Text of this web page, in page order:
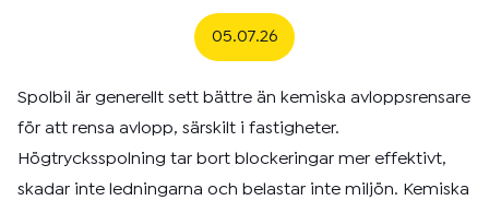
05.07.26
Spolbil är generellt sett bättre än kemiska avloppsrensare
för att rensa avlopp, särskilt i fastigheter.
Högtrycksspolning tar bort blockeringar mer effektivt,
skadar inte ledningarna och belastar inte miljön. Kemiska